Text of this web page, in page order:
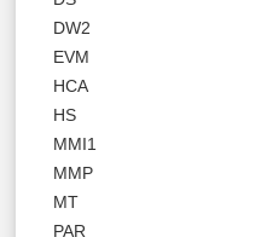
DW2
EVM
HCA
HS
MMI1
MMP
MT
PAR